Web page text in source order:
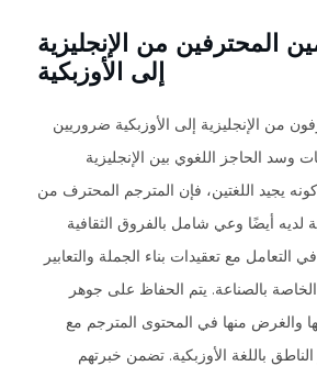
المحترفين من الإنجليزية
إلى الأوزبكية
من الإنجليزية إلى الأوزبكية ضروريين
وسد الحاجز اللغوي بين الإنجليزية
يجيد اللغتين، فإن المترجم المحترف من
لديه أيضًا وعي شامل بالفروق الثقافية
التعامل مع تعقيدات بناء الجملة والتعابير
بالصناعة. يتم الحفاظ على جوهر
والغرض منها في المحتوى المترجم مع
باللغة الأوزبكية. تضمن خبرتهم